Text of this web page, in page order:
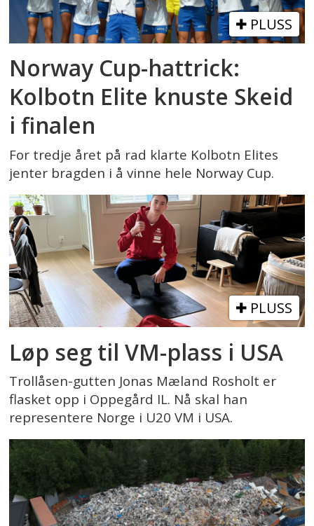
PLUSS
Norway Cup-hattrick:
Kolbotn Elite knuste Skeid
i finalen
For tredje året på rad klarte Kolbotn Elites
jenter bragden i å vinne hele Norway Cup.
PLUSS
Løp seg til VM-plass i USA
Trollåsen-gutten Jonas Mæland Rosholt er
flasket opp i Oppegård IL. Nå skal han
representere Norge i U20 VM i USA.